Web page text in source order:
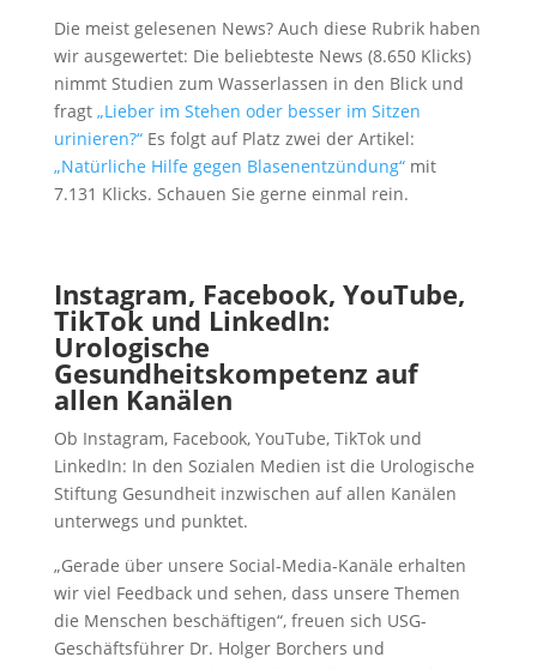
Die meist gelesenen News? Auch diese Rubrik haben
wir ausgewertet: Die beliebteste News (8.650 Klicks)
nimmt Studien zum Wasserlassen in den Blick und
fragt „Lieber im Stehen oder besser im Sitzen
urinieren?“Es folgt auf Platz zwei der Artikel:
„Natürliche Hilfe gegen Blasenentzündung“mit
7.131 Klicks. Schauen Sie gerne einmal rein.
Instagram, Facebook, YouTube,
TikTok und LinkedIn:
Urologische
Gesundheitskompetenz auf
allen Kanälen
Ob Instagram, Facebook, YouTube, TikTok und
LinkedIn: In den Sozialen Medien ist die Urologische
Stiftung Gesundheit inzwischen auf allen Kanälen
unterwegs und punktet.
„Gerade über unsere Social-Media-Kanäle erhalten
wir viel Feedback und sehen, dass unsere Themen
die Menschen beschäftigen“, freuen sich USG-
Geschäftsführer Dr. Holger Borchers und